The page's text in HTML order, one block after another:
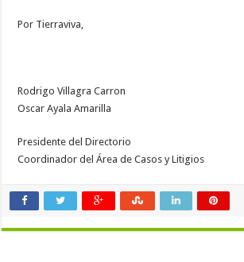
Por Tierraviva,
Rodrigo Villagra
Oscar Ayala Amarilla
Presidente del
Coordinador del Área de Casos y Litigios